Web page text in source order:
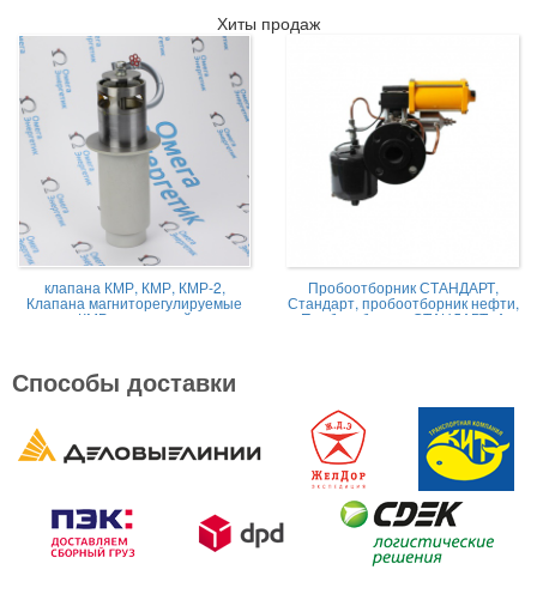
Хиты продаж
клапана КМР, КМР, КМР-2,
Клапана магниторегулируемые
КМР жидкостной
Пробоотборник СТАНДАРТ,
Стандарт, пробоотборник нефти,
Пробоотборник СТАНДАРТ -А
Способы доставки